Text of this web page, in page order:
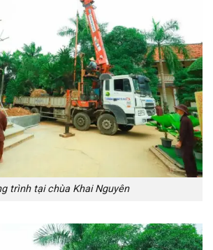
trình tại chùa Khai Nguyên